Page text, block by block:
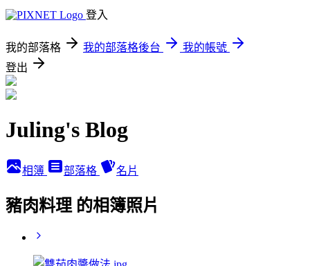
登入
我的部落格 我的部落格後台
我的帳號
登出
Juling's Blog
相簿 部落格 名片
豬肉料理 的相簿照片